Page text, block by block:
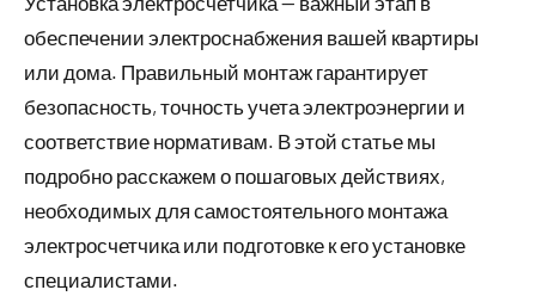
обеспечении электроснабжения вашей квартиры
или дома. Правильный монтаж гарантирует
безопасность, точность учета электроэнергии и
соответствие нормативам. В этой статье мы
подробно расскажем о пошаговых действиях,
необходимых для самостоятельного монтажа
электросчетчика или подготовке к его установке
специалистами.